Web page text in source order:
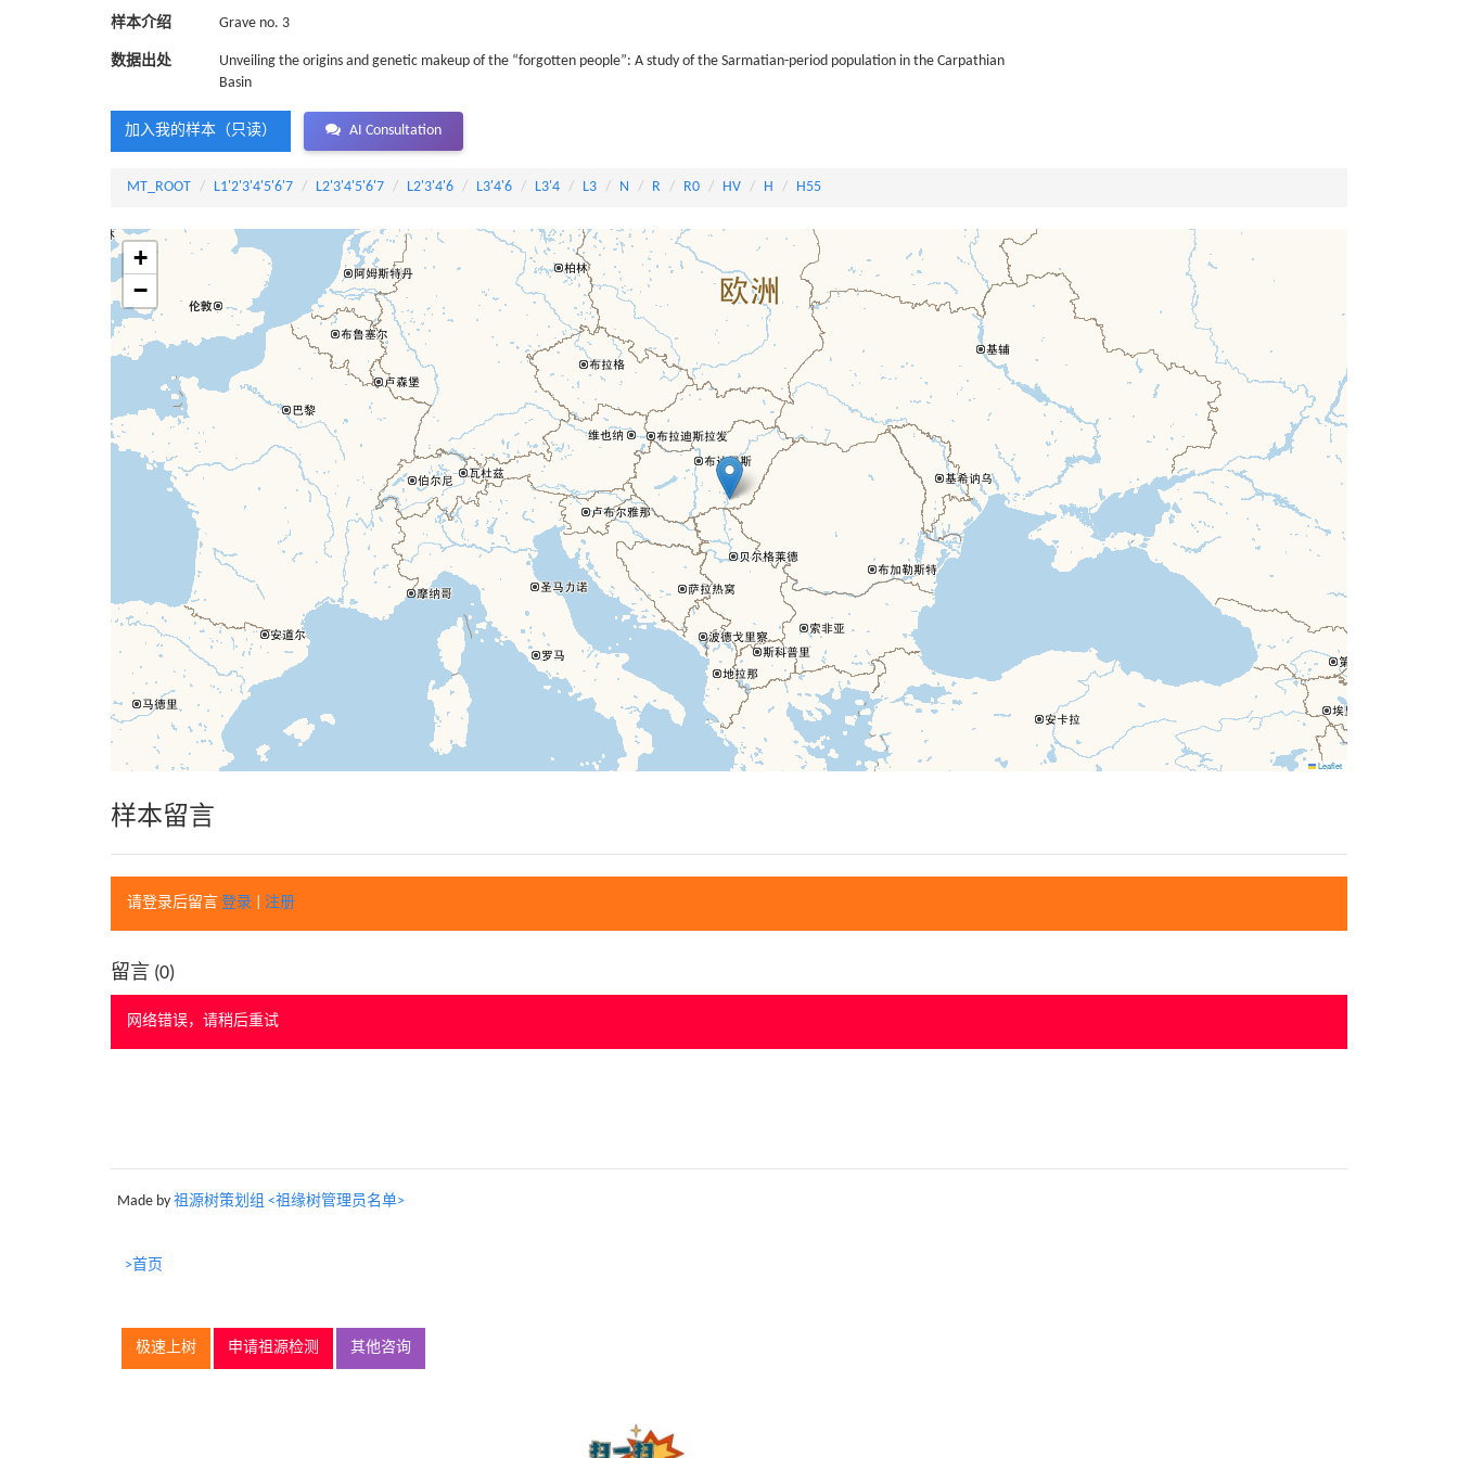
样本介绍 Grave no. 3
数据出处
Unveiling the origins and genetic makeup of the “forgotten people”: A study of the Sarmatian-period population in the Carpathian
Basin
加入我的样本（只读） AI Consultation
MT_ROOT L1'2'3'4'5'6'7 L2'3'4'5'6'7 L2'3'4'6 L3'4'6 L3'4 L3 N R R0 HV H H55
+
−
Leaflet
样本留言
请登录后留言 登录 注册
留言 (0)
网络错误，请稍后重试
Made by 祖源树策划组 <祖缘树管理员名单>
>首页
极速上树 申请祖源检测 其他咨询